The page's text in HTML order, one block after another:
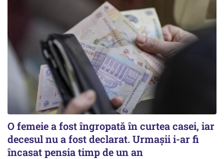
O femeie a fost îngropată în curtea casei, iar
decesul nu a fost declarat. Urmașii i-ar fi
încasat pensia timp de un an